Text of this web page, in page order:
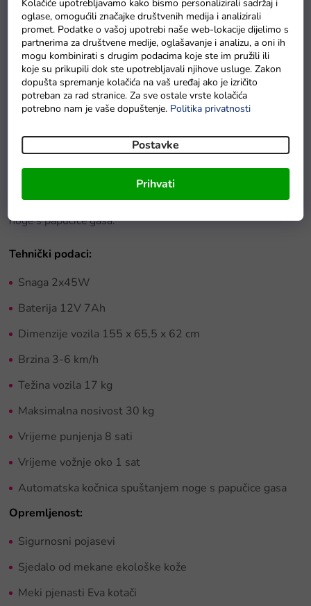
Kolačiće upotrebljavamo kako bismo personalizirali sadržaj i
oglase, omogućili značajke društvenih medija i analizirali
promet. Podatke o vašoj upotrebi naše web-lokacije dijelimo s
partnerima za društvene medije, oglašavanje i analizu, a oni ih
mogu kombinirati s drugim podacima koje ste im pružili ili
koje su prikupili dok ste upotrebljavali njihove usluge. Zakon
dopušta spremanje kolačića na vaš uređaj ako je izričito
potreban za rad stranice. Za sve ostale vrste kolačića
potrebno nam je vaše dopuštenje. Politika privatnosti
Postavke
Prihvati
Na zalihama
Detaljan opis proizvoda
Dječji električni traktordolazi na mekim pjenastim
kotačima, koji su tihi i prikladni ne samo za asfaltirane
Opremljen je udobnim sjedalom od mekaneekološke kože
i glazbenim panelom s ulazimaUSB, MP3 i FM radiom
funkciju automatske kočnice, koja se aktivira spuštanjem
noge s papučice gasa.
Tehnički podaci:
Snaga 2x45W
Baterija 12V 7Ah
Dimenzije vozila 155 x 65,5 x 62 cm
Brzina 3-6 km/h
Težina vozila 17 kg
Maksimalna nosivost 30 kg
Vrijeme punjenja 8 sati
Vrijeme vožnje oko 1 sat
Automatska kočnica spuštanjem noge s papučice gasa
Opremljenost:
Sigurnosni pojasevi
Sjedalo od mekane ekološke kože
Meki pjenasti Eva kotači